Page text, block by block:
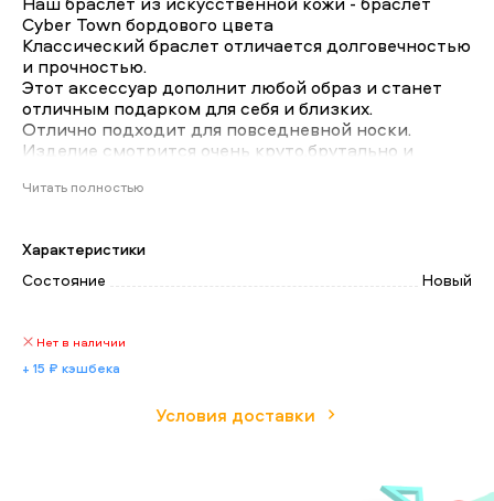
Cyber Town бордового цвета
Классический браслет отличается долговечностью
и прочностью.
Этот аксессуар дополнит любой образ и станет
отличным подарком для себя и близких.
Отлично подходит для повседневной носки.
Изделие смотрится очень круто,брутально и
Читать полностью
Характеристики
Состояние
Новый
+ 15 ₽ кэшбека
Нет в наличии
Условия доставки